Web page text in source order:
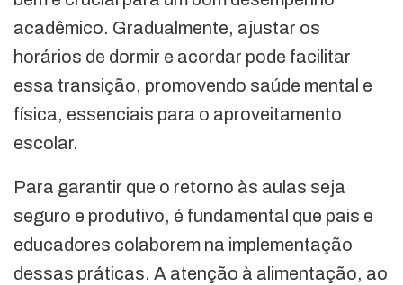
acadêmico. Gradualmente, ajustar os
horários de dormir e acordar pode facilitar
essa transição, promovendo saúde mental e
física, essenciais para o aproveitamento
escolar.
Para garantir que o retorno às aulas seja
seguro e produtivo, é fundamental que pais e
educadores colaborem na implementação
dessas práticas. A atenção à alimentação, ao